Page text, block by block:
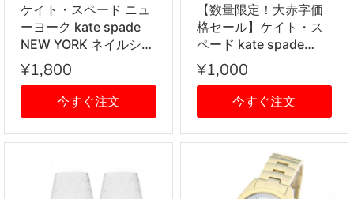
ケイト・スペード ニュ
ーヨーク kate spade
NEW YORK ネイルシー
ル ネイル アート ハロ
ートーキョーコレクシ
ョン 2種セット HELLO
TOKYO レオパード ネ
オン ブルー系 ブラック
系 ksp-nase-hellotky
¥1,800
今すぐ注文
【数量限定！大赤字価
格セール】ケイト・ス
ペード kate spade
NEW YORK アイフォン
6 アイフォン6s ケース
トップ バナナ IPHONE
CASES TOP BANANA
? 6【1000円ぽっき
り】
¥1,000
今すぐ注文